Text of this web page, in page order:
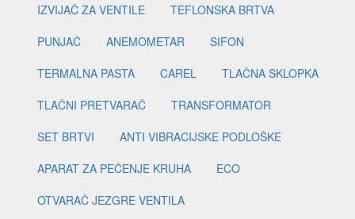
IZVIJAČ ZA VENTILE
TEFLONSKA BRTVA
PUNJAČ
ANEMOMETAR
SIFON
TERMALNA PASTA
CAREL
TLAČNA SKLOPKA
TLAČNI PRETVARAČ
TRANSFORMATOR
SET BRTVI
ANTI VIBRACIJSKE PODLOŠKE
APARAT ZA PEČENJE KRUHA
ECO
OTVARAČ JEZGRE VENTILA